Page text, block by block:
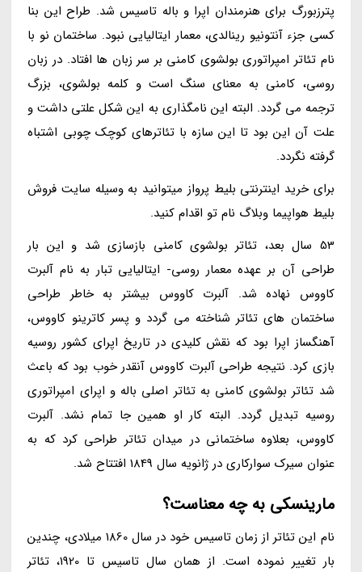
پترزبورگ برای هنرمندان اپرا و باله تاسیس شد. طراح این بنا
کسی جزء آنتونیو رینالدی، معمار ایتالیایی نبود. ساختمان نو با
نام تئاتر امپراتوری بولشوی کامنی بر سر زبان ها افتاد. در زبان
روسی، کامنی به معنای سنگ است و کلمه بولشوی، بزرگ
ترجمه می گردد. البته این نامگذاری به این شکل علتی داشت و
علت آن این بود تا این سازه با تئاترهای کوچک چوبی اشتباه
گرفته نگردد.
برای خرید اینترنتی بلیط پرواز میتوانید به وسیله سایت فروش
بلیط هواپیما وبلاگ نام تو اقدام کنید.
53 سال بعد، تئاتر بولشوی کامنی بازسازی شد و این بار
طراحی آن بر عهده معمار روسی- ایتالیایی تبار به نام آلبرت
کاووس نهاده شد. آلبرت کاووس بیشتر به خاطر طراحی
ساختمان های تئاتر شناخته می گردد و پسر کاترینو کاووس،
آهنگساز اپرا بود که نقش کلیدی در تاریخ اپرای کشور روسیه
بازی کرد. نتیجه طراحی آلبرت کاووس آنقدر خوب بود که باعث
شد تئاتر بولشوی کامنی به تئاتر اصلی باله و اپرای امپراتوری
روسیه تبدیل گردد. البته کار او همین جا تمام نشد. آلبرت
کاووس، بعلاوه ساختمانی در میدان تئاتر طراحی کرد که به
عنوان سیرک سوارکاری در ژانویه سال 1849 افتتاح شد.
مارینسکی به چه معناست؟
نام این تئاتر از زمان تاسیس خود در سال 1860 میلادی، چندین
بار تغییر نموده است. از همان سال تاسیس تا 1920، تئاتر